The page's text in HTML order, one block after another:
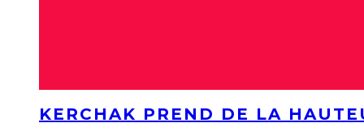
KERCHAK PREND DE LA